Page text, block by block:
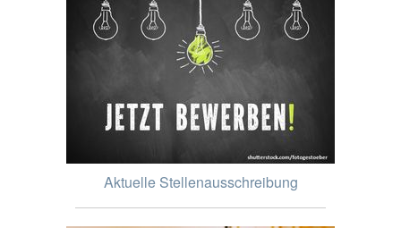
Aktuelle Stellenausschreibung